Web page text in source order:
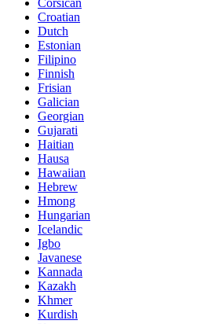
Corsican
Croatian
Dutch
Estonian
Filipino
Finnish
Frisian
Galician
Georgian
Gujarati
Haitian
Hausa
Hawaiian
Hebrew
Hmong
Hungarian
Icelandic
Igbo
Javanese
Kannada
Kazakh
Khmer
Kurdish